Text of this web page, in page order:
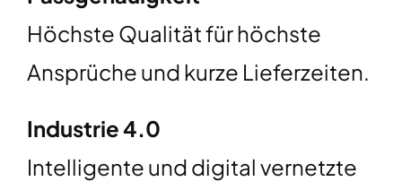
Höchste Qualität für höchste
Ansprüche und kurze Lieferzeiten.
Industrie 4.0
Intelligente und digital vernetzte